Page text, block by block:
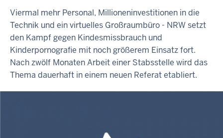
Viermal mehr Personal, Millioneninvestitionen in die
Technik und ein virtuelles Großraumbüro - NRW setzt
den Kampf gegen Kindesmissbrauch und
Kinderpornografie mit noch größerem Einsatz fort.
Nach zwölf Monaten Arbeit einer Stabsstelle wird das
Thema dauerhaft in einem neuen Referat etabliert.